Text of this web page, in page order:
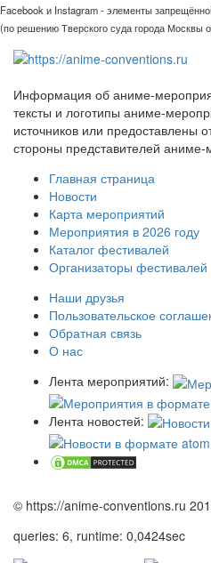
Facebook и Instagram - элементы
(по решению Тверского суда города Москвы
Информация об аниме-
тексты и логотипы аниме-
источников или предоставлены
стороны представителей аниме-
Главная страница
Новости
Карта мероприятий
Мероприятия в 2026 году
Каталог фестивалей
Организаторы фестивалей
Наши друзья
Пользовательское
Обратная связь
О нас
Лента мероприятий:
Лента новостей:
© https://anime-conventions.ru
queries: 6, runtime: 0,0424sec